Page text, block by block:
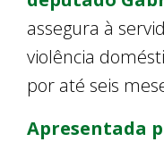
assegura à
violência
por até seis
Apresentada